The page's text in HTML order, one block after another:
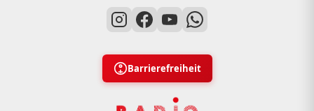
Barrierefreiheit